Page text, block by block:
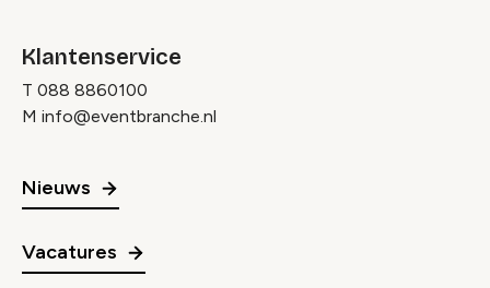
Klantenservice
T 088 8860100
M info@eventbranche.nl
Nieuws
Vacatures